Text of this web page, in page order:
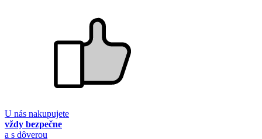
U nás nakupujete
vždy bezpečne
a s dôverou